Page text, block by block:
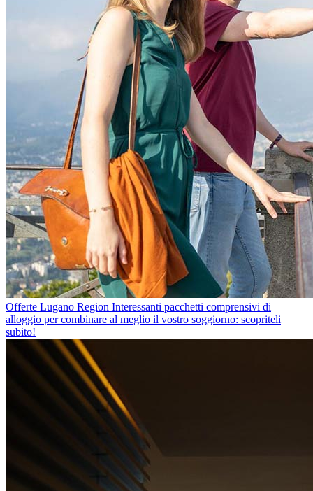
Offerte Lugano Region Interessanti pacchetti comprensivi di
alloggio per combinare al meglio il vostro soggiorno: scopriteli
subito!